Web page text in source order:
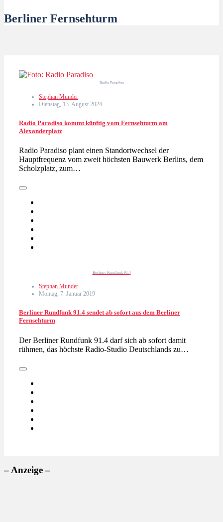
Berliner Fernsehturm
Radio Paradiso
Stephan Munder
Dienstag, 13. August 2024
Radio Paradiso kommt künftig vom Fernsehturm am
Alexanderplatz
Radio Paradiso plant einen Standortwechsel der
Hauptfrequenz vom zweit höchsten Bauwerk Berlins, dem
Scholzplatz, zum…
Berliner Rundfunk 91.4
Stephan Munder
Montag, 7. Januar 2019
Berliner Rundfunk 91.4 sendet ab sofort aus dem Berliner
Fernsehturm
Der Berliner Rundfunk 91.4 darf sich ab sofort damit
rühmen, das höchste Radio-Studio Deutschlands zu…
– Anzeige –